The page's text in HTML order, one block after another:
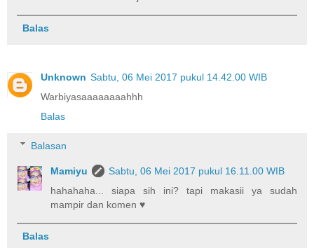
Balas
Unknown Sabtu, 06 Mei 2017 pukul 14.42.00 WIB
Warbiyasaaaaaaaahhh
Balas
Balasan
Mamiyu
Sabtu, 06 Mei 2017 pukul 16.11.00 WIB
hahahaha... siapa sih ini? tapi makasii ya sudah
mampir dan komen ♥
Balas